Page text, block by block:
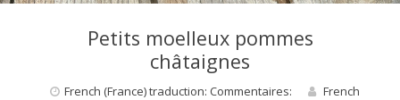
Petits moelleux pommes
châtaignes
French (France) traduction: Commentaires:
French